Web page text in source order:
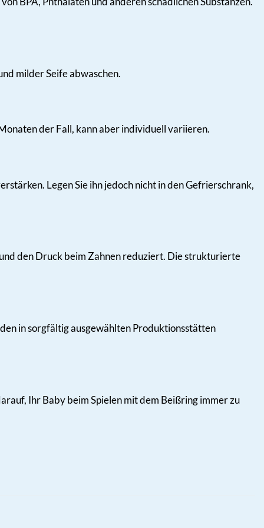
milder Seife abwaschen.
der Fall, kann aber individuell variieren.
Legen Sie ihn jedoch nicht in den Gefrierschrank,
den Druck beim Zahnen reduziert. Die strukturierte
in sorgfältig ausgewählten Produktionsstätten
Ihr Baby beim Spielen mit dem Beißring immer zu